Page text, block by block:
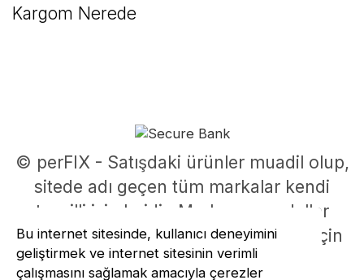
Bu internet sitesinde, kullanıcı deneyimini
geliştirmek ve internet sitesinin verimli
çalışmasını sağlamak amacıyla çerezler
Kargom Nerede
© perFIX - Satışdaki ürünler muadil olup,
sitede adı geçen tüm markalar kendi
tescilli isimleridir. Marka ve modeller
parça uyumluluklarının belirlenmesi için
kullanılmıştır.